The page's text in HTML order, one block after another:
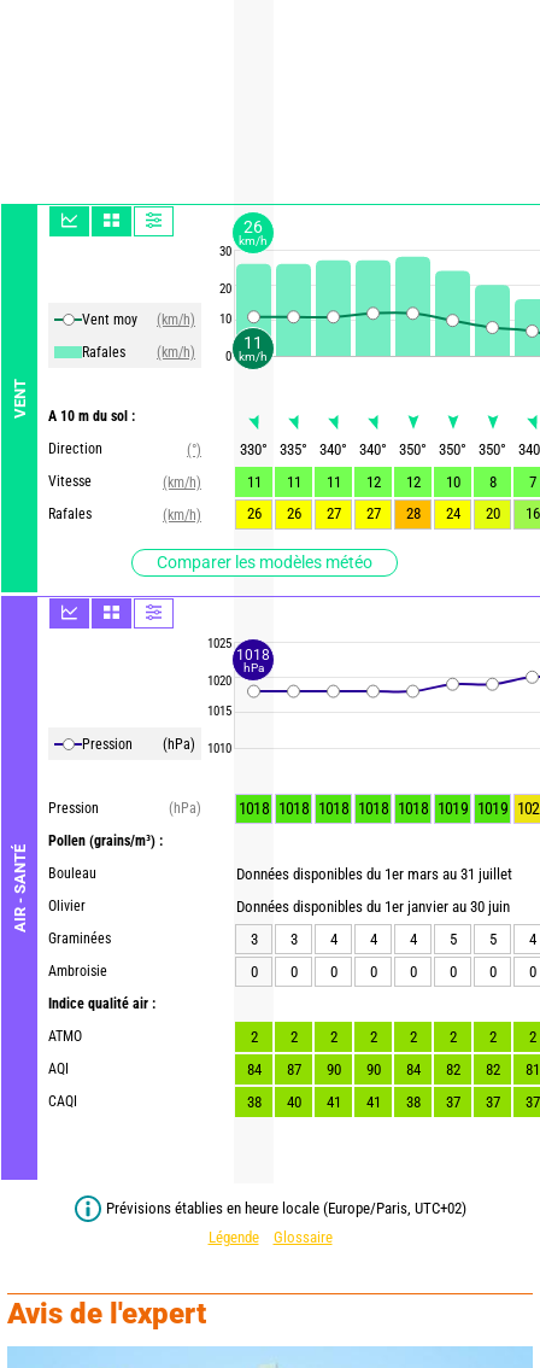
VENT
Vent moy
(km/h)
Rafales
(km/h)
A 10 m du sol :
Direction
(°)
Vitesse
(km/h)
Rafales
(km/h)
Comparer les modèles météo
AIR - SANTÉ
Pression (hPa)
Pression
(hPa)
Pollen (grains/m³) :
Bouleau
Olivier
Graminées
Ambroisie
Indice qualité air :
ATMO
AQI
CAQI
30
20
10
0
1025
1020
1015
1010
330° 335° 340° 340° 350° 350° 350°
340
11
11 11 12 12 10 8
7
26
26 27 27 28 24 20 16
1018 1018 1018 1018 1018 1019 1019
Données disponibles du 1er mars au 31 juillet
Données disponibles du 1er janvier au 30 juin
3
3 4 4 4 5 5
4
0
0 0 0 0 0 0 0
2 2 2 2 2 2 2
2
84
87 90 90 84 82 82
81
38
40 41 41 38 37 37 37
Prévisions établies en heure locale (Europe/Paris, UTC+02)
Légende
Glossaire
Avis de l'expert
11
km/h
26
km/h
1018
hPa